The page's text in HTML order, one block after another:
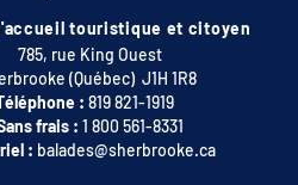
touristique et citoyen
785, rue King Ouest
(Québec) J1H 1R8
: 819 821-1919
frais : 1 800 561-8331
: balades@sherbrooke.ca